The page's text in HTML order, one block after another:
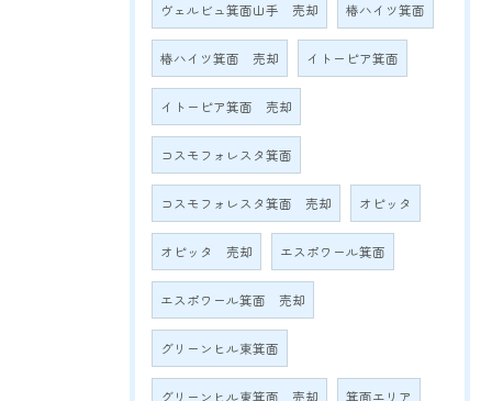
ヴェルビュ箕面山手 売却 椿ハイツ箕面
椿ハイツ箕面 売却 イトーピア箕面
イトーピア箕面 売却
コスモフォレスタ箕面
コスモフォレスタ箕面 売却 オピッタ
オピッタ 売却 エスポワール箕面
エスポワール箕面 売却
グリーンヒル東箕面
グリーンヒル東箕面 売却 箕面エリア